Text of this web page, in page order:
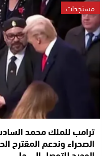
مستجدات
ترامب للملك محمد
الصحراء وندعم المقترح